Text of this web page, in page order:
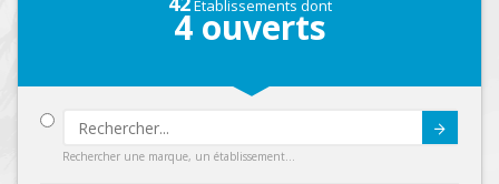
Établissements dont
4ouverts
Rechercher une marque, un établissement...